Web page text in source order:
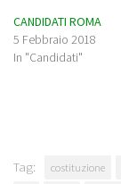
CANDIDATI ROMA
5 Febbraio 2018
In "Candidati"
Tag: costituzione